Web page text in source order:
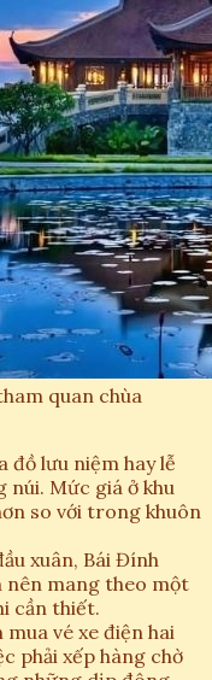
quan chùa
đồ lưu niệm hay lễ
núi. Mức giá ở khu
so với trong khuôn
xuân, Bái Đính
nên mang theo một
cần thiết.
mua vé xe điện hai
phải xếp hàng chờ